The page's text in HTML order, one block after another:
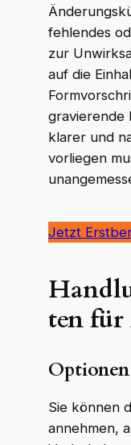
fehlendes
zur
auf die
gravierende
klarer und
vorliegen
Jetzt
ten
Sie können
annehmen,